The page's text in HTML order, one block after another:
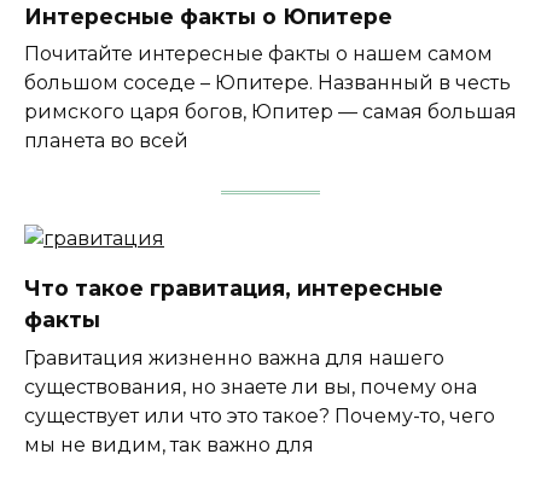
Интересные факты о Юпитере
Почитайте интересные факты о нашем самом
большом соседе – Юпитере. Названный в честь
римского царя богов, Юпитер — самая большая
планета во всей
Что такое гравитация, интересные
факты
Гравитация жизненно важна для нашего
существования, но знаете ли вы, почему она
существует или что это такое? Почему-то, чего
мы не видим, так важно для